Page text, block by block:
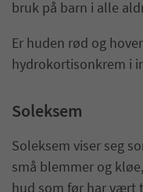
bruk på barn i alle
Er huden rød og
hydrokortisonkrem i
Soleksem
Soleksem viser seg
små blemmer og